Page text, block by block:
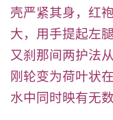
壳严紧其身，红
大，用手提起左
又刹那间两护法
刚轮变为荷叶状
水中同时映有无